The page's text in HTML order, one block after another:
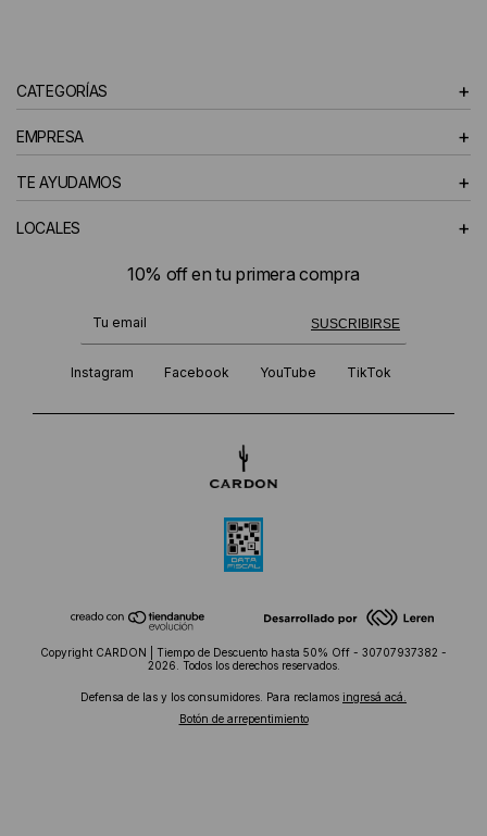
CATEGORÍAS +
EMPRESA +
TE AYUDAMOS +
LOCALES +
10% off en tu primera compra
SUSCRIBIRSE
¡Te suscribiste exitosamente!
Instagram Facebook YouTube TikTok
Copyright CARDON | Tiempo de Descuento hasta 50% Off - 30707937382 -
2026. Todos los derechos reservados.
Defensa de las y los consumidores. Para reclamos ingresá acá.
Botón de arrepentimiento